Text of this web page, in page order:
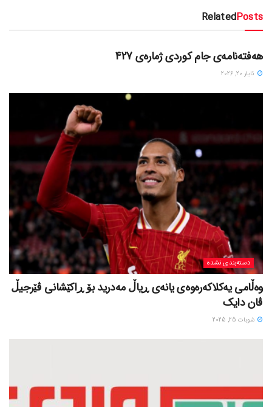
RelatedPosts
دسته‌بندی نشده
هەفتەنامەی جام کوردی ژمارەی 427
ئایار 20, 2026
دسته‌بندی نشده
وەڵامی یەکلاکەرەوەی یانەی ڕیاڵ مەدرید بۆ ڕاکێشانی ڤێرجیڵ
ڤان دایک
شوبات 25, 2025